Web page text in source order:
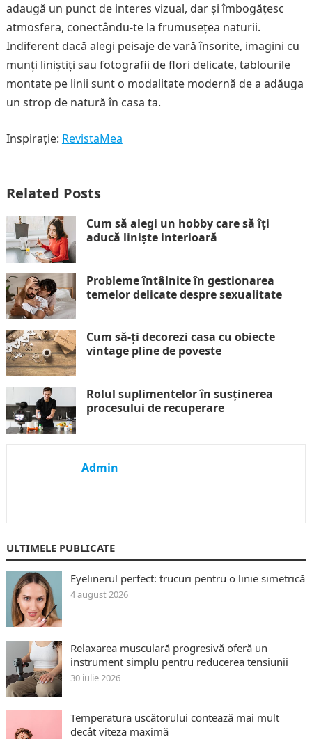
adaugă un punct de interes vizual, dar și îmbogățesc
atmosfera, conectându-te la frumusețea naturii.
Indiferent dacă alegi peisaje de vară însorite, imagini cu
munți liniștiți sau fotografii de flori delicate, tablourile
montate pe linii sunt o modalitate modernă de a adăuga
un strop de natură în casa ta.
Inspirație: RevistaMea
Related Posts
Cum să alegi un hobby care să îți
aducă liniște interioară
Probleme întâlnite în gestionarea
temelor delicate despre sexualitate
Cum să-ți decorezi casa cu obiecte
vintage pline de poveste
Rolul suplimentelor în susținerea
procesului de recuperare
Admin
ULTIMELE PUBLICATE
Eyelinerul perfect: trucuri pentru o linie simetrică
4 august 2026
Relaxarea musculară progresivă oferă un
instrument simplu pentru reducerea tensiunii
30 iulie 2026
Temperatura uscătorului contează mai mult
decât viteza maximă